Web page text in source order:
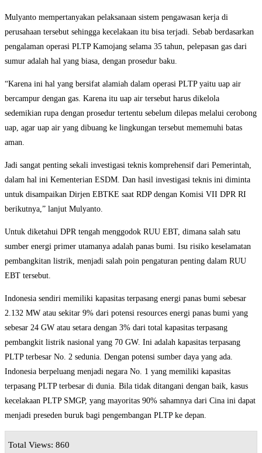
Mulyanto mempertanyakan pelaksanaan sistem pengawasan kerja di
perusahaan tersebut sehingga kecelakaan itu bisa terjadi. Sebab berdasarkan
pengalaman operasi PLTP Kamojang selama 35 tahun, pelepasan gas dari
sumur adalah hal yang biasa, dengan prosedur baku.
“Karena ini hal yang bersifat alamiah dalam operasi PLTP yaitu uap air
bercampur dengan gas. Karena itu uap air tersebut harus dikelola
sedemikian rupa dengan prosedur tertentu sebelum dilepas melalui cerobong
uap, agar uap air yang dibuang ke lingkungan tersebut mememuhi batas
aman.
Jadi sangat penting sekali investigasi teknis komprehensif dari Pemerintah,
dalam hal ini Kementerian ESDM. Dan hasil investigasi teknis ini diminta
untuk disampaikan Dirjen EBTKE saat RDP dengan Komisi VII DPR RI
berikutnya,” lanjut Mulyanto.
Untuk diketahui DPR tengah menggodok RUU EBT, dimana salah satu
sumber energi primer utamanya adalah panas bumi. Isu risiko keselamatan
pembangkitan listrik, menjadi salah poin pengaturan penting dalam RUU
EBT tersebut.
Indonesia sendiri memiliki kapasitas terpasang energi panas bumi sebesar
2.132 MW atau sekitar 9% dari potensi resources energi panas bumi yang
sebesar 24 GW atau setara dengan 3% dari total kapasitas terpasang
pembangkit listrik nasional yang 70 GW. Ini adalah kapasitas terpasang
PLTP terbesar No. 2 sedunia. Dengan potensi sumber daya yang ada.
Indonesia berpeluang menjadi negara No. 1 yang memiliki kapasitas
terpasang PLTP terbesar di dunia. Bila tidak ditangani dengan baik, kasus
kecelakaan PLTP SMGP, yang mayoritas 90% sahamnya dari Cina ini dapat
menjadi preseden buruk bagi pengembangan PLTP ke depan.
Total Views: 860